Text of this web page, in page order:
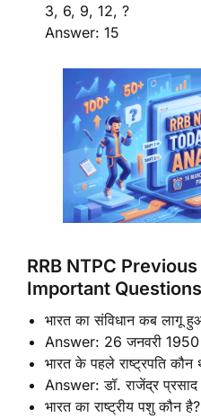
3, 6, 9, 12, ?
Answer: 15
RRB NTPC
Important
भारत का संविधान कब लागू
Answer: 26 जनवरी 1950
भारत के पहले राष्ट्रपति कौन
Answer: डॉ. राजेंद्र प्रसाद
भारत का राष्ट्रीय पशु कौन है?